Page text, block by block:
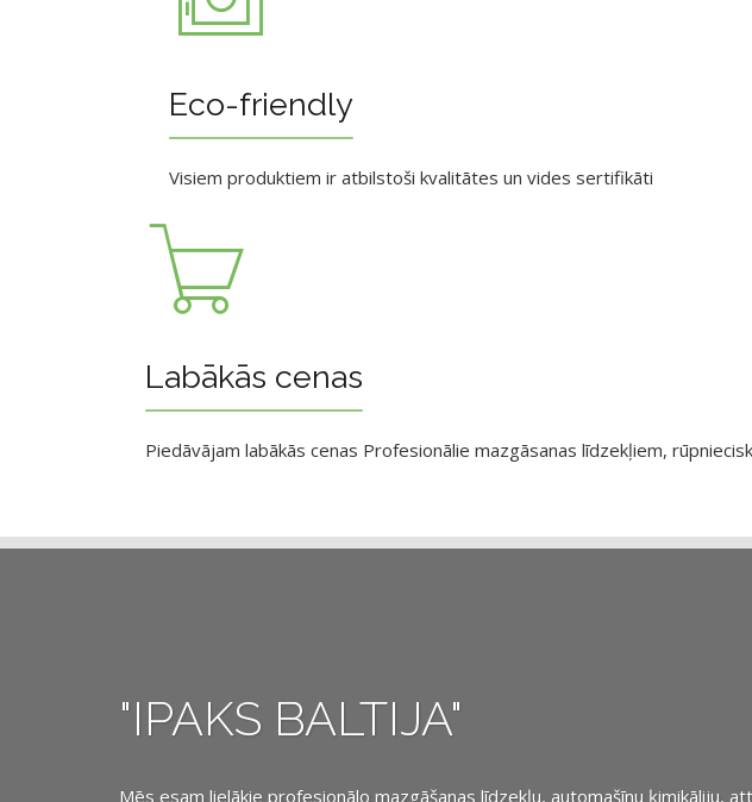
Eco-friendly
Visiem produktiem ir atbilstoši kvalitātes un vides sertifikāti
Labākās cenas
Piedāvājam labākās cenas Profesionālie mazgāsanas līdzekļiem,
"IPAKS BALTIJA"
Mēs esam lielākie profesionālo mazgāšanas līdzekļu, automašīnu ķimikāliju,